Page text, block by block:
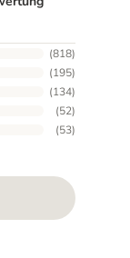
(818)
(195)
(134)
(52)
(53)